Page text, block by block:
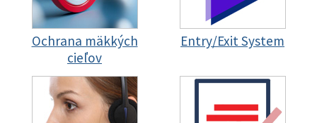
Ochrana mäkkých
cieľov
Entry/Exit System